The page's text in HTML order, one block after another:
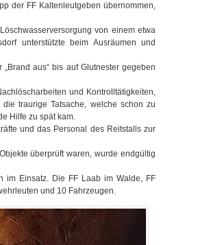
der FF Kaltenleutgeben übernommen,
von einem etwa
unterstützte beim Ausräumen und
aus“ bis auf Glutnester gegeben
und Kontrolltätigkeiten,
traurige Tatsache, welche schon zu
Hilfe zu spät kam.
und das Personal des Reitstalls zur
überprüft waren, wurde endgültig
im Einsatz. Die FF Laab im Walde, FF
und 10 Fahrzeugen.